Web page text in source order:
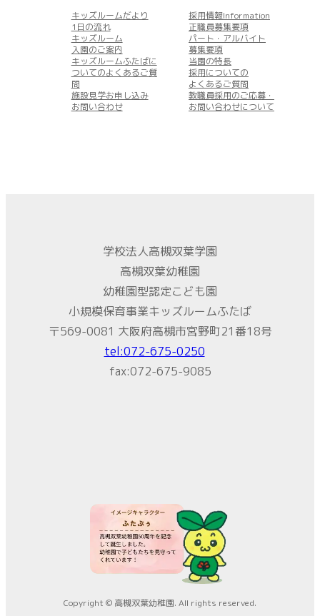
キッズルームだより
1日の流れ
キッズルーム
入園のご案内
キッズルームふたばに
ついてのよくあるご質
問
施設見学お申し込み
お問い合わせ
採用情報Information
正職員募集要項
パート・アルバイト
募集要項
当園の特長
採用についての
よくあるご質問
教職員採用のご応募・
お問い合わせについて
学校法人高槻双葉学園
高槻双葉幼稚園
幼稚園型認定こども園
小規模保育事業キッズルームふたば
〒569-0081 大阪府高槻市宮野町21番18号
tel:072-675-0250
fax:072-675-9085
Copyright © 高槻双葉幼稚園. All rights reserved.